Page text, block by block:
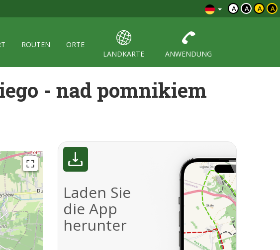
A A A A
ROUTEN
ORTE
LANDKARTE
ANWENDUNG
- nad pomnikiem
Laden Sie
die App
herunter